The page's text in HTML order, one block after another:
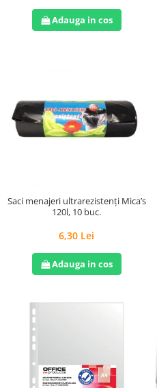
Adauga in cos
Saci menajeri ultrarezistenți Mica’s
120l, 10 buc.
6,30 Lei
Adauga in cos